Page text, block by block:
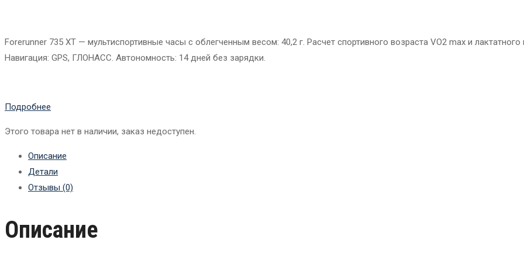
Forerunner 735 XT — мультиспортивные часы с облегченным весом: 40,2 г. Расчет спортивного возраста VO2 max и лактатного
Навигация: GPS, ГЛОНАСС. Автономность: 14 дней без зарядки.
Подробнее
Этого товара нет в наличии, заказ недоступен.
Описание
Детали
Отзывы (0)
Описание